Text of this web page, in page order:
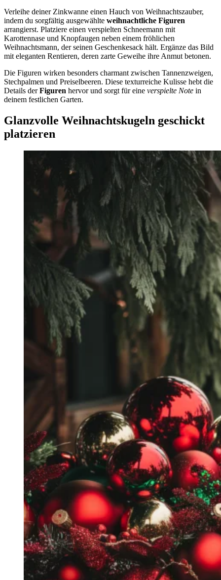
Verleihe deiner Zinkwanne einen Hauch von Weihnachtszauber,
indem du sorgfältig ausgewählte weihnachtliche Figuren
arrangierst. Platziere einen verspielten Schneemann mit
Karottennase und Knopfaugen neben einem fröhlichen
Weihnachtsmann, der seinen Geschenkesack hält. Ergänze das Bild
mit eleganten Rentieren, deren zarte Geweihe ihre Anmut betonen.
Die Figuren wirken besonders charmant zwischen Tannenzweigen,
Stechpalmen und Preiselbeeren. Diese texturreiche Kulisse hebt die
Details derFiguren hervor und sorgt für eine verspielte Note in
deinem festlichen Garten.
Glanzvolle Weihnachtskugeln geschickt
platzieren